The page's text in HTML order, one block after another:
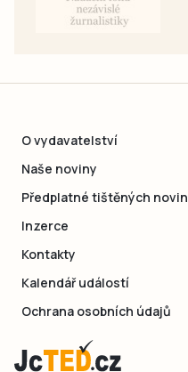
O vydavatelství
Naše noviny
Předplatné tištěných novin
Inzerce
Kontakty
Kalendář událostí
Ochrana osobních údajů